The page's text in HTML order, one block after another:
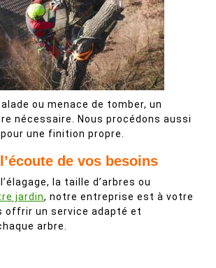
ou menace de tomber, un
nécessaire. Nous procédons aussi
pour une finition propre.
de vos besoins
la taille d’arbres ou
jardin, notre entreprise est à votre
offrir un service adapté et
arbre.